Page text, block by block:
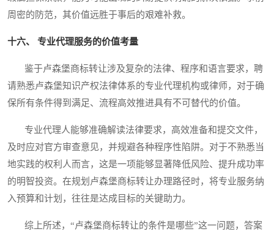
周密的防范，其价值远胜于事后的艰难补救。
十六、 专业代理服务的价值考量
鉴于卢森堡商标转让涉及复杂的法律、程序和语言要求，聘
请熟悉卢森堡知识产权法律体系的专业代理机构或律师，对于确
保所有条件得到满足、流程高效推进具有不可替代的价值。
专业代理人能够准确解读法律要求，高效准备和提交文件，
及时应对官方审查意见，并规避各种程序性陷阱。对于不熟悉当
地实践的权利人而言，这是一项能够显著降低风险、提升成功率
的明智投资。在规划卢森堡商标转让办理路径时，将专业服务纳
入预算和计划，往往是达成目标的关键助力。
综上所述，“卢森堡商标转让的条件是哪些”这一问题，答案